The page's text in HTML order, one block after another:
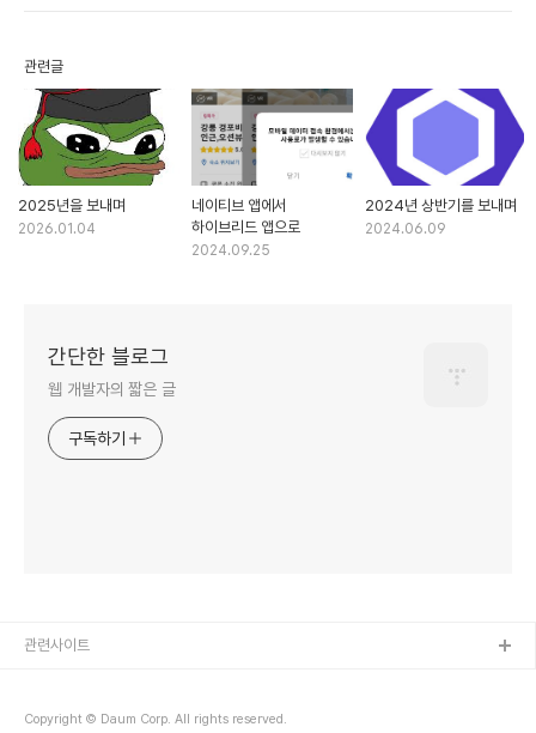
관련글
2025년을 보내며
2026.01.04
네이티브 앱에서
하이브리드 앱으로
2024.09.25
2024년 상반기를 보내며
2024.06.09
간단한 블로그
웹 개발자의 짧은 글
구독하기
Copyright © Daum Corp. All rights reserved.
관련사이트